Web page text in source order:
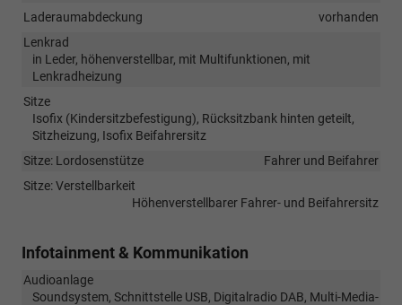
Laderaumabdeckung
vorhanden
Lenkrad
in Leder, höhenverstellbar, mit Multifunktionen, mit
Lenkradheizung
Sitze
Isofix (Kindersitzbefestigung), Rücksitzbank hinten geteilt,
Sitzheizung, Isofix Beifahrersitz
Sitze: Lordosenstütze
Fahrer und Beifahrer
Sitze: Verstellbarkeit
Höhenverstellbarer Fahrer- und Beifahrersitz
Infotainment & Kommunikation
Audioanlage
Soundsystem, Schnittstelle USB, Digitalradio DAB, Multi-Media-